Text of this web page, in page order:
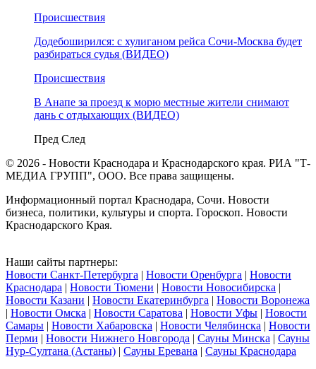
Происшествия
Додебоширился: с хулиганом рейса Сочи-Москва будет
разбираться судья (ВИДЕО)
Происшествия
В Анапе за проезд к морю местные жители снимают
дань с отдыхающих (ВИДЕО)
Пред След
© 2026 - Новости Краснодара и Краснодарского края. РИА "Т-
МЕДИА ГРУПП", ООО. Все права защищены.
Информационный портал Краснодара, Сочи. Новости
бизнеса, политики, культуры и спорта. Гороскоп. Новости
Краснодарского Края.
Наши сайты партнеры:
Новости Санкт-Петербурга | Новости Оренбурга | Новости
Краснодара | Новости Тюмени | Новости Новосибирска |
Новости Казани | Новости Екатеринбурга | Новости Воронежа
| Новости Омска | Новости Саратова | Новости Уфы | Новости
Самары | Новости Хабаровска | Новости Челябинска | Новости
Перми | Новости Нижнего Новгорода | Сауны Минска | Сауны
Нур-Султана (Астаны) | Сауны Еревана | Сауны Краснодара